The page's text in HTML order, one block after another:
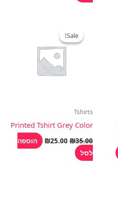
Sale!
Sale!
Tshirts
Printed Tshirt Grey Color
₪35.00
היה:
₪35.00.
₪25.00
₪25.00.
הוספה
לסל